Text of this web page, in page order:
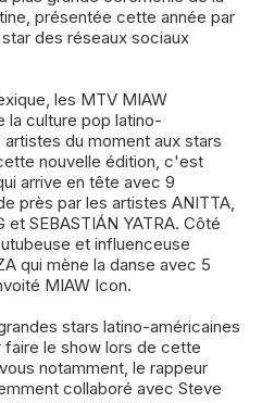
présentée cette année par
des réseaux sociaux
les MTV MIAW
la culture pop latino-
du moment aux stars
nouvelle édition, c'est
arrive en tête avec 9
près par les artistes ANITTA,
et SEBASTIÁN YATRA. Côté
et influenceuse
qui mène la danse avec 5
MIAW Icon.
stars latino-américaines
le show lors de cette
notamment, le rappeur
collaboré avec Steve